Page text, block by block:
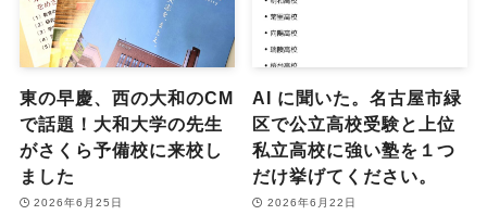
東の早慶、西の大和のCM
で話題！大和大学の先生
がさくら予備校に来校し
ました
2026年6月25日
AI に聞いた。名古屋市緑
区で公立高校受験と上位
私立高校に強い塾を１つ
だけ挙げてください。
2026年6月22日